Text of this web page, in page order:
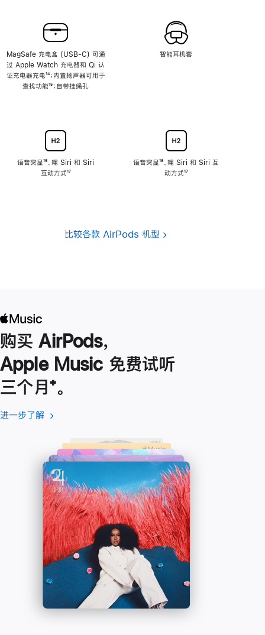
MagSafe 充电盒 (USB-C) 可通
过 Apple Watch 充电器和 Qi 认
证充电器充电脚
注
¹⁴；内置扬声器可用于
查找功能脚
¹⁵；自带挂绳孔
语音突显脚
注
¹⁶、嘿 Siri 和 Siri
互动方式脚
¹⁷
智能耳机套
语音突显脚
注
¹⁶、嘿 Siri 和 Siri 互
动方式脚
¹⁷
比较各款 AirPods 机型
购买 AirPods，
Apple Music 免费试听
三个月脚
注
⁺。
进一步了解 进
了
解
-
Apple
Music
(在
口
中
打
开)